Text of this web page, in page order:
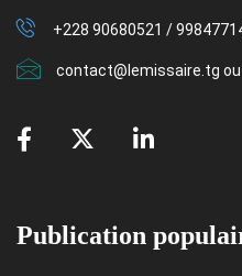
+228 90680521 /
contact@lemissaire.tg
Publication